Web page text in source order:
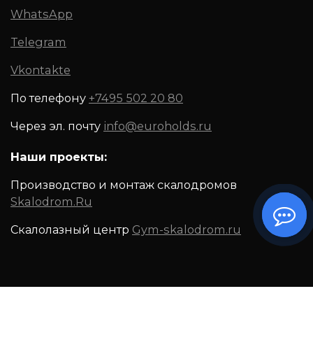
WhatsApp
Telegram
Vkontakte
По телефону +7495 502 20 80
Через эл. почту info@euroholds.ru
Наши проекты:
Производство и монтаж скалодромов
Skalodrom.Ru
Скалолазный центр Gym-skalodrom.ru